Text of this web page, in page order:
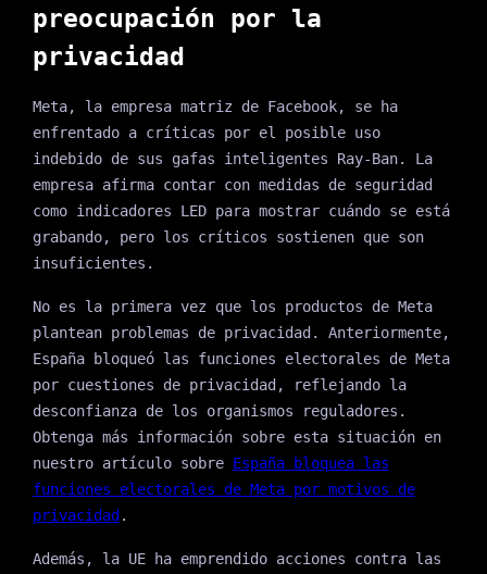
preocupación por la
privacidad
Meta, la empresa matriz de Facebook, se ha
enfrentado a críticas por el posible uso
indebido de sus gafas inteligentes Ray-Ban. La
empresa afirma contar con medidas de seguridad
como indicadores LED para mostrar cuándo se está
grabando, pero los críticos sostienen que son
insuficientes.
No es la primera vez que los productos de Meta
plantean problemas de privacidad. Anteriormente,
España bloqueó las funciones electorales de Meta
por cuestiones de privacidad, reflejando la
desconfianza de los organismos reguladores.
Obtenga más información sobre esta situación en
nuestro artículo sobre España bloquea las
funciones electorales de Meta por motivos de
privacidad .
Además, la UE ha emprendido acciones contra las